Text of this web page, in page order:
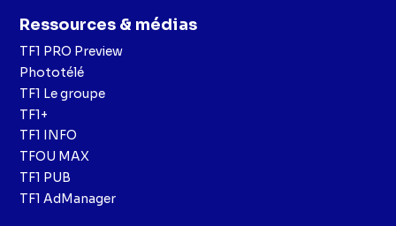
Ressources & médias
TF1 PRO Preview
Phototélé
TF1 Le groupe
TF1+
TF1 INFO
TFOU MAX
TF1 PUB
TF1 AdManager